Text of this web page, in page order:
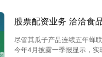
尽管其瓜子产品连续五年蝉
今年4月披露一季报显示，